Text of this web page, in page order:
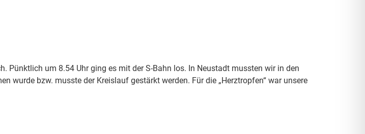
um 8.54 Uhr ging es mit der S-Bahn los. In Neustadt mussten wir in den
wurde bzw. musste der Kreislauf gestärkt werden. Für die „Herztropfen“ war unsere